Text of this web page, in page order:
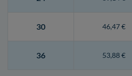
30 46,47 €
36 53,88 €